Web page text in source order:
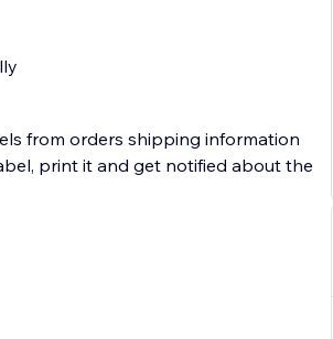
from orders shipping information
print it and get notified about the